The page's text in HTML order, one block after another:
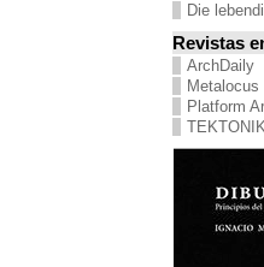
Die
Revistas
ArchDaily
Metalocus
Platform